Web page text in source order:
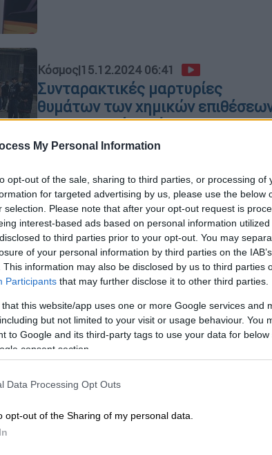
My Personal Information
opt-out of the sale, sharing to third parties, or processing of
for targeted advertising by us, please use the below
selection. Please note that after your opt-out request is
interest-based ads based on personal information
to third parties prior to your opt-out. You may
of your personal information by third parties on the
This information may also be disclosed by us to third parties
Participants that may further disclose it to other third parties.
that this website/app uses one or more Google services and
but not limited to your visit or usage behaviour. You
to Google and its third-party tags to use your data for
consent section.
Data Processing Opt Outs
opt-out of the Sharing of my personal data.
Κόσμος|15.12.2024 06:41
Συνταρακτικές μαρτυρίες
θυμάτων των χημικών
του καθεστώτος Άσαντ -
«Υπήρχαν παντού πτώματα»
επιθέσεις με το εν λόγω αέριο το
2013
Υγεία|27.05.2024 07:31
Βρετανία: Εκατοντάδες μωρά
γεννήθηκαν με εγκεφαλική
παράλυση– Το ΕΣΥ δαπάνησε
δισεκατομμύρια σε αγωγές
Σύμφωνα με την ανεξάρτητη
δύο τρίτα των μονάδων μητρότητας
στη χώρα δεν είναι ασφαλή